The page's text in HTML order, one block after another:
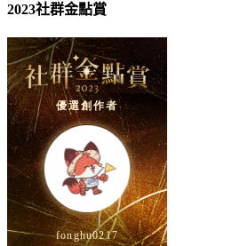
2023社群金點賞